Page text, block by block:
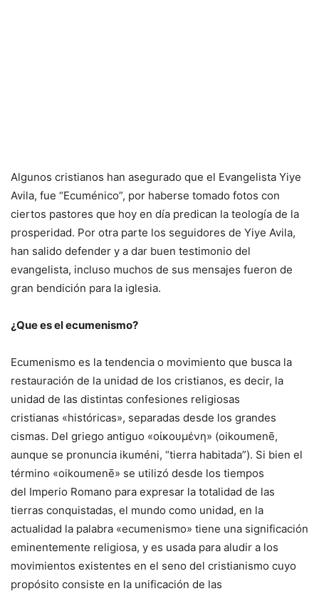
Algunos cristianos han asegurado que el Evangelista Yiye
Avila, fue “Ecuménico”, por haberse tomado fotos con
ciertos pastores que hoy en día predican la teología de la
prosperidad. Por otra parte los seguidores de Yiye Avila,
han salido defender y a dar buen testimonio del
evangelista, incluso muchos de sus mensajes fueron de
gran bendición para la iglesia.
¿Que es el ecumenismo?
Ecumenismo es la tendencia o movimiento que busca la
restauración de la unidad de los cristianos, es decir, la
unidad de las distintas confesiones religiosas
cristianas «históricas», separadas desde los grandes
cismas. Del griego antiguo «οἰκουμένη» (oikoumenē,
aunque se pronuncia ikuméni, “tierra habitada”). Si bien el
término «oikoumenē» se utilizó desde los tiempos
del Imperio Romano para expresar la totalidad de las
tierras conquistadas, el mundo como unidad, en la
actualidad la palabra «ecumenismo» tiene una significación
eminentemente religiosa, y es usada para aludir a los
movimientos existentes en el seno del cristianismo cuyo
propósito consiste en la unificación de las